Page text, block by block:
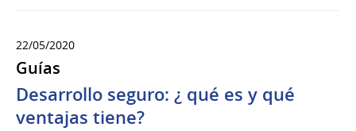
22/05/2020
Guías
Desarrollo seguro: ¿ qué es y qué
ventajas tiene?